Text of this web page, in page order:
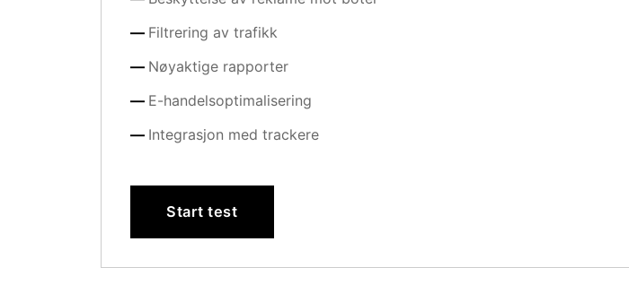
Filtrering av trafikk
Nøyaktige rapporter
E-handelsoptimalisering
Integrasjon med trackere
Start test